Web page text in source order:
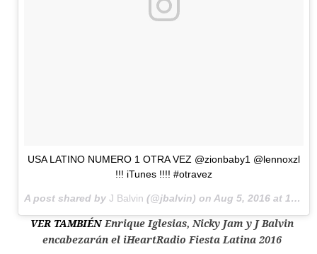
USA LATINO NUMERO 1 OTRA VEZ @zionbaby1 @lennoxzl
!!! iTunes !!!! #otravez
A post shared by J Balvin (@jbalvin) on Aug 5, 2016 at 10:11am PDT
VER TAMBIÉN Enrique Iglesias, Nicky Jam y J Balvin
encabezarán el iHeartRadio Fiesta Latina 2016